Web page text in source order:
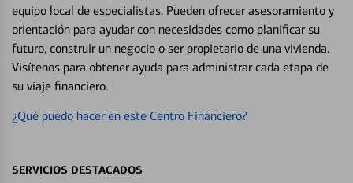
equipo local de especialistas. Pueden ofrecer asesoramiento y
orientación para ayudar con necesidades como planificar su
futuro, construir un negocio o ser propietario de una vivienda.
Visítenos para obtener ayuda para administrar cada etapa de
su viaje financiero.
¿Qué puedo hacer en este Centro Financiero?
SERVICIOS DESTACADOS